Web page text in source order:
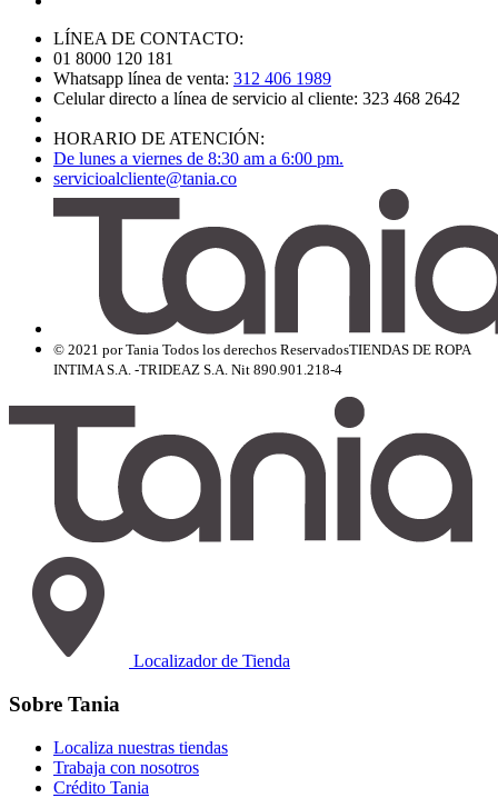
LÍNEA DE CONTACTO:
01 8000 120 181
Whatsapp línea de venta: 312 406 1989
Celular directo a línea de servicio al cliente: 323 468 2642
HORARIO DE ATENCIÓN:
De lunes a viernes de 8:30 am a 6:00 pm.
servicioalcliente@tania.co
© 2021 por Tania Todos los derechos ReservadosTIENDAS DE ROPA
INTIMA S.A. -TRIDEAZ S.A. Nit 890.901.218-4
Localizador de Tienda
Sobre Tania
Localiza nuestras tiendas
Trabaja con nosotros
Crédito Tania